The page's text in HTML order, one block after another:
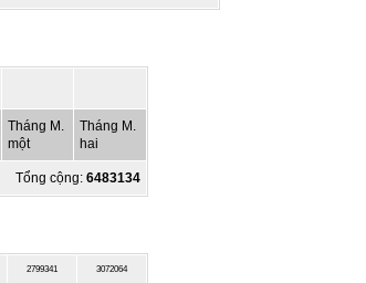
Tháng M.
một
Tháng M.
hai
Tổng cộng: 6483134
2799341 3072064